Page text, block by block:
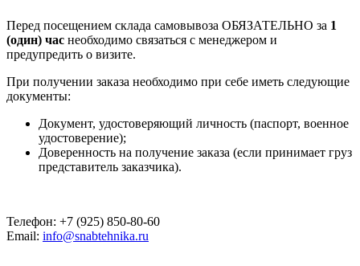
Перед посещением склада самовывоза ОБЯЗАТЕЛЬНО за 1
(один) час необходимо связаться с менеджером и
предупредить о визите.
При получении заказа необходимо при себе иметь следующие
документы:
Документ, удостоверяющий личность (паспорт, военное
удостоверение);
Доверенность на получение заказа (если принимает груз
представитель заказчика).
Телефон: +7 (925) 850-80-60
Email: info@snabtehnika.ru